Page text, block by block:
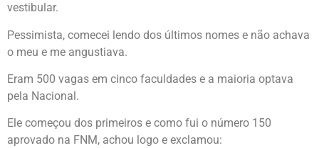
vestibular.
Pessimista, comecei lendo dos últimos nomes e não achava
o meu e me angustiava.
Eram 500 vagas em cinco faculdades e a maioria optava
pela Nacional.
Ele começou dos primeiros e como fui o número 150
aprovado na FNM, achou logo e exclamou: